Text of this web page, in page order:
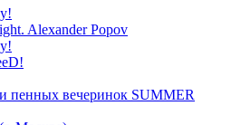
Alexander Popov
пенных вечеринок SUMMER